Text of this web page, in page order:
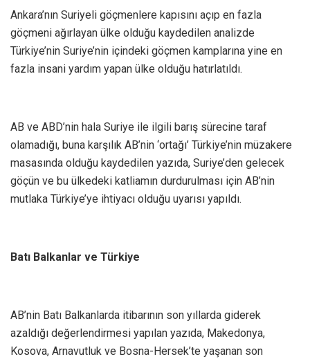
Ankara’nın Suriyeli göçmenlere kapısını açıp en fazla
göçmeni ağırlayan ülke olduğu kaydedilen analizde
Türkiye’nin Suriye’nin içindeki göçmen kamplarına yine en
fazla insani yardım yapan ülke olduğu hatırlatıldı.
AB ve ABD’nin hala Suriye ile ilgili barış sürecine taraf
olamadığı, buna karşılık AB’nin ‘ortağı’ Türkiye’nin müzakere
masasında olduğu kaydedilen yazıda, Suriye’den gelecek
göçün ve bu ülkedeki katliamın durdurulması için AB’nin
mutlaka Türkiye’ye ihtiyacı olduğu uyarısı yapıldı.
Batı Balkanlar ve Türkiye
AB’nin Batı Balkanlarda itibarının son yıllarda giderek
azaldığı değerlendirmesi yapılan yazıda, Makedonya,
Kosova, Arnavutluk ve Bosna-Hersek’te yaşanan son